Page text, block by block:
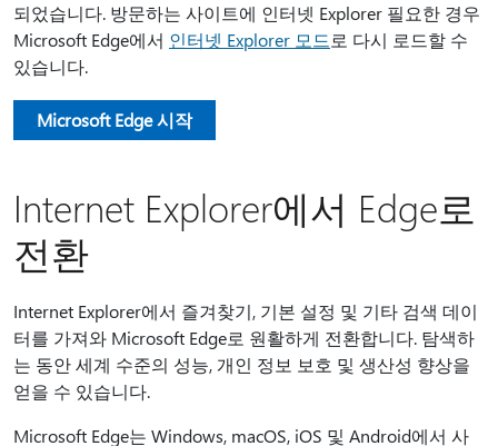
되었습니다. 방문하는 사이트에 인터넷 Explorer 필요한 경우
Microsoft Edge에서 인터넷 Explorer 모드 로 다시 로드할 수
있습니다.
Microsoft Edge 시작
Internet Explorer에서 Edge로
전환
Internet Explorer에서 즐겨찾기, 기본 설정 및 기타 검색 데이
터를 가져와 Microsoft Edge로 원활하게 전환합니다. 탐색하
는 동안 세계 수준의 성능, 개인 정보 보호 및 생산성 향상을
얻을 수 있습니다.
Microsoft Edge는 Windows, macOS, iOS 및 Android에서 사